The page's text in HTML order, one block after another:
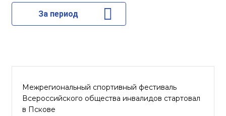
За период
Межрегиональный спортивный фестиваль
Всероссийского общества инвалидов стартовал
в Пскове